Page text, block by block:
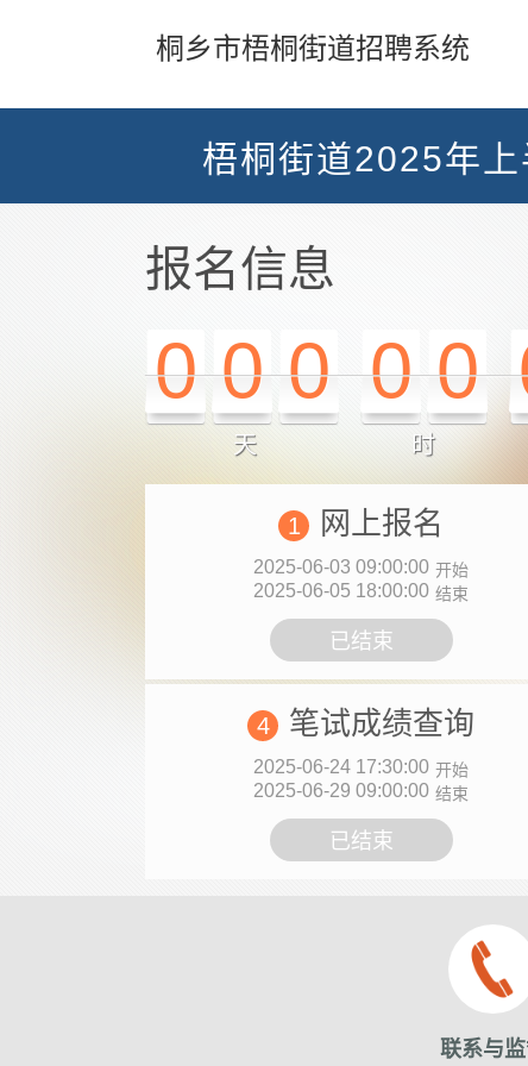
桐乡市梧桐街道招聘系统
梧桐街道2025年
报名信息
0 0 0 0 0
天 时
1 网上报名
2025-06-03 09:00:00 开始
2025-06-05 18:00:00 结束
已结束
4 笔试成绩查询
2025-06-24 17:30:00 开始
2025-06-29 09:00:00 结束
已结束
联系与